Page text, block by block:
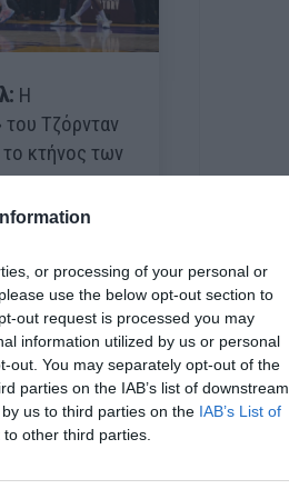
or processing of your personal or
use the below opt-out section to
out request is processed you may
information utilized by us or personal
out. You may separately opt-out of the
parties on the IAB’s list of downstream
us to third parties on the IAB’s List of
other third parties.
Η
Τζόρνταν
κτήνος των